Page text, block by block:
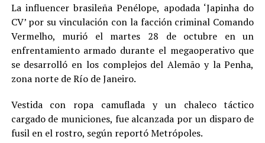
La influencer brasileña Penélope, apodada ‘Japinha do
CV’ por su vinculación con la facción criminal Comando
Vermelho, murió el martes 28 de octubre en un
enfrentamiento armado durante el megaoperativo que
se desarrolló en los complejos del Alemão y la Penha,
zona norte de Río de Janeiro.
Vestida con ropa camuflada y un chaleco táctico
cargado de municiones, fue alcanzada por un disparo de
fusil en el rostro, según reportó Metrópoles.